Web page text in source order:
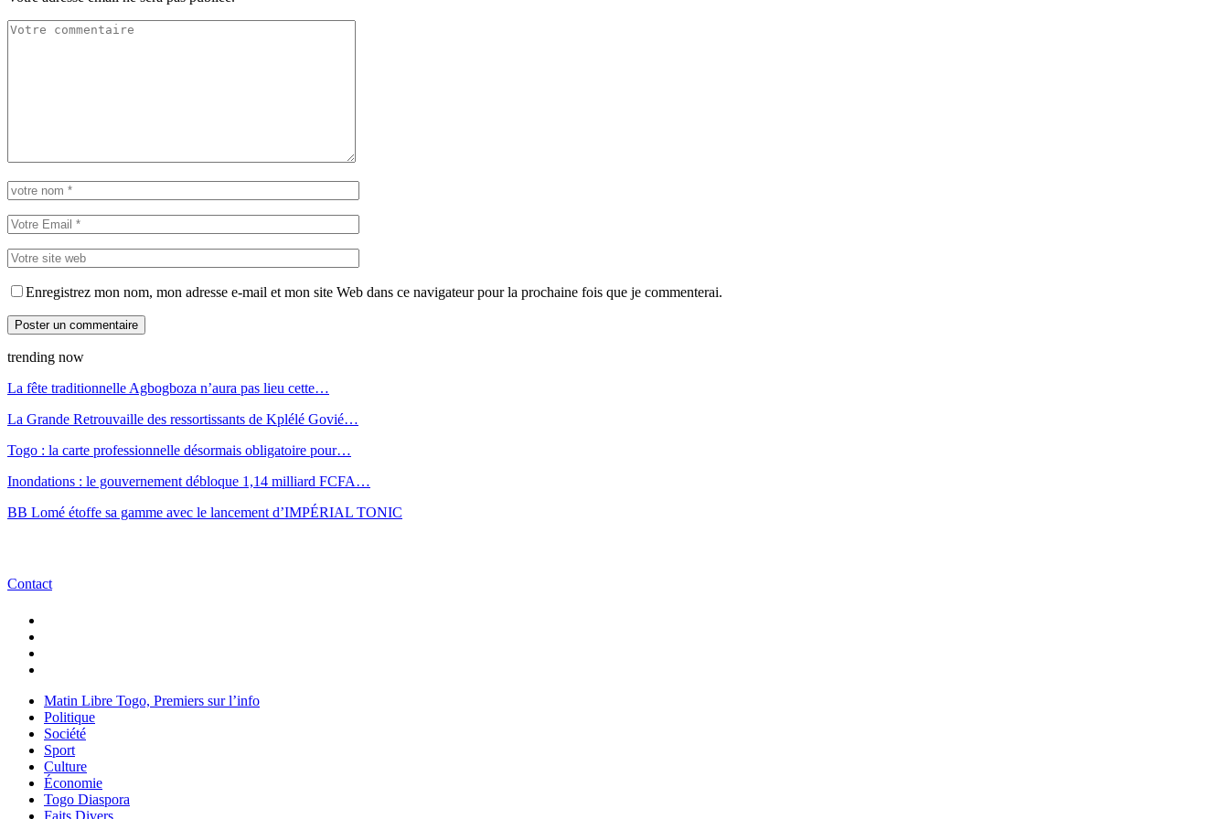
Enregistrez mon nom, mon adresse e-mail et mon site Web dans ce navigateur pour la prochaine fois que je commenterai.
trending now
La fête traditionnelle Agbogboza n’aura pas lieu cette…
La Grande Retrouvaille des ressortissants de Kplélé Govié…
Togo : la carte professionnelle désormais obligatoire pour…
Inondations : le gouvernement débloque 1,14 milliard FCFA…
BB Lomé étoffe sa gamme avec le lancement d’IMPÉRIAL TONIC
Contact
Matin Libre Togo, Premiers sur l’info
Politique
Société
Sport
Culture
Économie
Togo Diaspora
Faits Divers